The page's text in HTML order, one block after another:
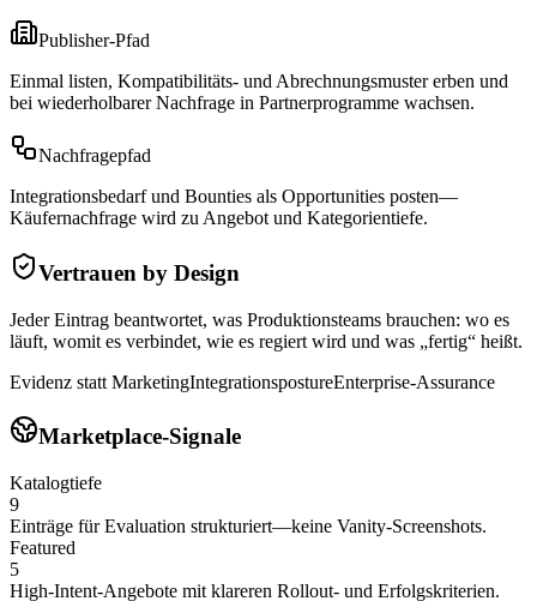
Publisher-Pfad
Einmal listen, Kompatibilitäts- und Abrechnungsmuster erben und
bei wiederholbarer Nachfrage in Partnerprogramme wachsen.
Nachfragepfad
Integrationsbedarf und Bounties als Opportunities posten—
Käufernachfrage wird zu Angebot und Kategorientiefe.
Vertrauen by Design
Jeder Eintrag beantwortet, was Produktionsteams brauchen: wo es
läuft, womit es verbindet, wie es regiert wird und was „fertig“ heißt.
Evidenz statt MarketingIntegrationspostureEnterprise-Assurance
Marketplace-Signale
Katalogtiefe
9
Einträge für Evaluation strukturiert—keine Vanity-Screenshots.
Featured
5
High-Intent-Angebote mit klareren Rollout- und Erfolgskriterien.